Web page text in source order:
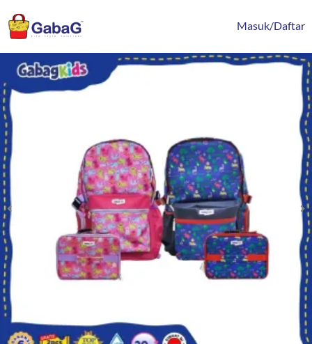
ke
konten
Masuk/Daftar